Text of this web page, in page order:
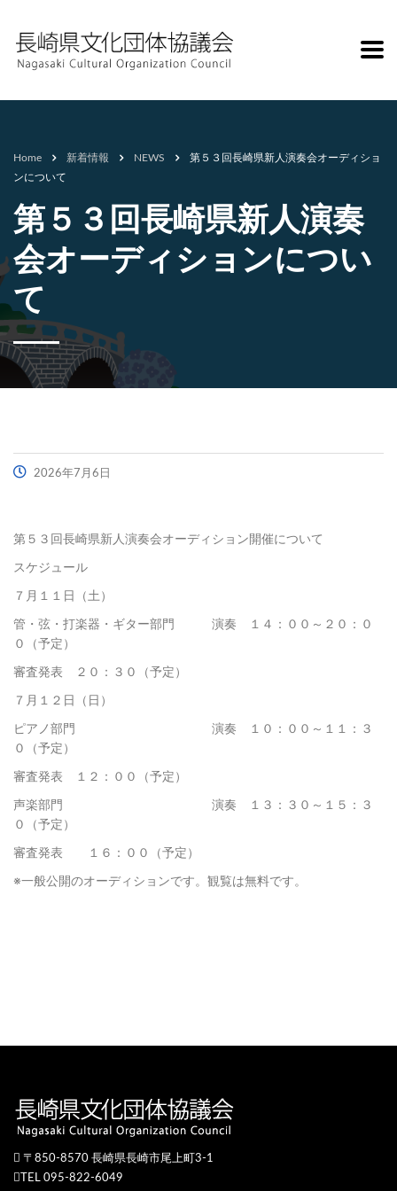
Home 新着情報 NEWS
第５３回長崎県新人演奏会オーディショ
ンについて
第５３回長崎県新人演奏
会オーディションについ
て
2026年7月6日
第５３回長崎県新人演奏会オーディション開催について
スケジュール
７月１１日（土）
管・弦・打楽器・ギター部門 演奏 １４：００～２０：０
０（予定）
審査発表 ２０：３０（予定）
７月１２日（日）
ピアノ部門 演奏 １０：００～１１：３
０（予定）
審査発表 １２：００（予定）
声楽部門 演奏 １３：３０～１５：３
０（予定）
審査発表 １６：００（予定）
※一般公開のオーディションです。観覧は無料です。
〒850-8570 長崎県長崎市尾上町3-1
TEL 095-822-6049